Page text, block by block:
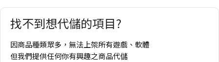
找不到想代儲的項目?
因商品種類眾多，無法上架所有遊戲、軟體
但我們提供任何你有興趣之商品代儲